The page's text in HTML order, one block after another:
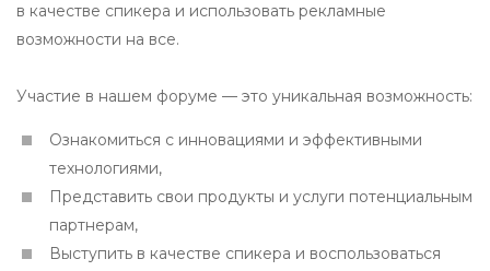
в качестве спикера и использовать рекламные
возможности на все.
Участие в нашем форуме — это уникальная возможность:
Ознакомиться с инновациями и эффективными
технологиями,
Представить свои продукты и услуги потенциальным
партнерам,
Выступить в качестве спикера и воспользоваться